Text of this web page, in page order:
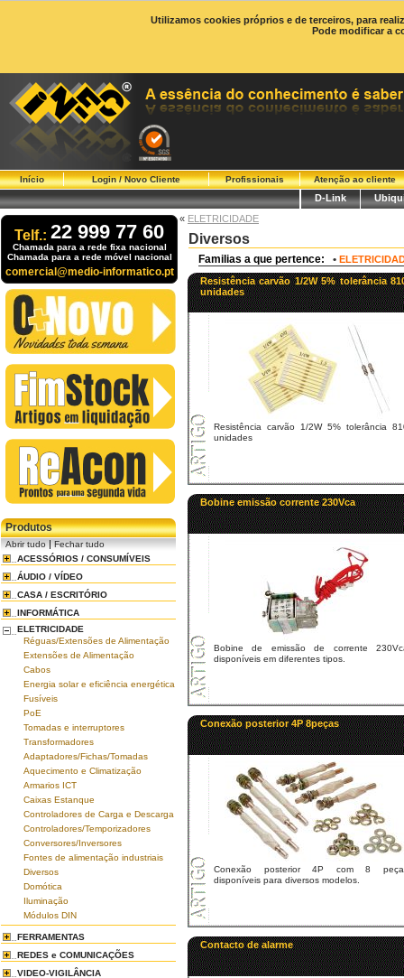
Utilizamos cookies próprios e de terceiros, para
Pode modificar a
Início Login / Novo Cliente Profissionais Atenção ao cliente
D-Link
Telf.: 22 999 77 60
Chamada para a rede fixa nacional
Chamada para a rede móvel nacional
comercial@medio-informatico.pt
Produtos
Abrir tudo|Fechar tudo
ACESSÓRIOS / CONSUMÍVEIS
ÁUDIO / VÍDEO
CASA / ESCRITÓRIO
INFORMÁTICA
ELETRICIDADE
Réguas/Extensões de Alimentação
Extensões de Alimentação
Cabos
Energia solar e eficiência energética
Fusíveis
PoE
Tomadas e interruptores
Transformadores
Adaptadores/Fichas/Tomadas
Aquecimento e Climatização
Armarios ICT
Caixas Estanque
Controladores de Carga e Descarga
Controladores/Temporizadores
Conversores/Inversores
Fontes de alimentação industriais
Diversos
Domótica
Iluminação
Módulos DIN
FERRAMENTAS
REDES e COMUNICAÇÕES
VIDEO-VIGILÂNCIA
« ELETRICIDADE
Diversos
Familias a que pertence: •
Resistência carvão 1/2W 5% tolerância
unidades
Resistência carvão 1/2W 5% tolerância
unidades
Bobine emissão corrente 230Vca
Bobine de emissão de corrente
disponíveis em diferentes tipos.
Conexão posterior 4P 8peças
Conexão posterior 4P com 8
disponíveis para diversos modelos.
Contacto de alarme